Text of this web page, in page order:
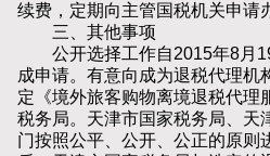
续费，定期向主管国税机关申请
三、其他事项
公开选择工作自2015年8月
成申请。有意向成为退税代理机
定《境外旅客购物离境退税代理
税务局。天津市国家税务局、天
门按照公平、公开、公正的原则